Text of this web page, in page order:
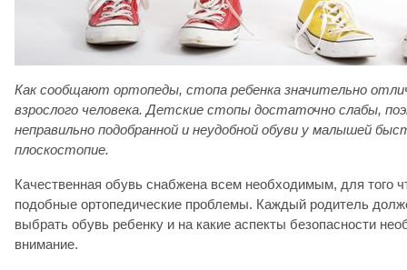
Как сообщают ортопеды, стопа ребенка значительно
взрослого человека. Детские стопы достаточно слабы,
неправильно подобранной и неудобной обуви у малышей
плоскостопие.
Качественная обувь снабжена всем необходимым, для того
подобные ортопедические проблемы. Каждый родитель
выбрать обувь ребенку и на какие аспекты безопасности
внимание.